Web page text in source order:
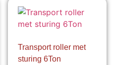
Transport roller met
sturing 6Ton